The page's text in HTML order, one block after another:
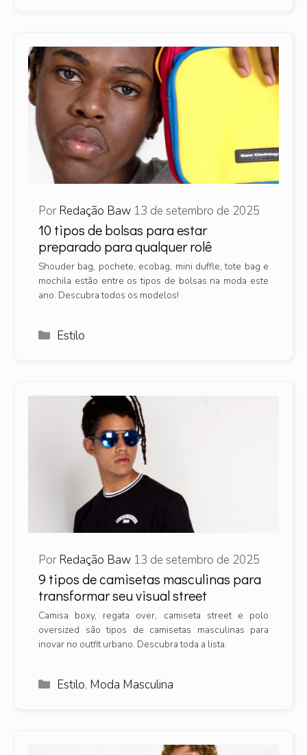
10 tipos de bolsas para estar
preparado para qualquer rolê
Por Redação Baw 13 de setembro de 2025
Shouder bag, pochete, ecobag, mini duffle, tote bag e
mochila estão entre os tipos de bolsas na moda este
ano. Descubra todos os modelos!
Categorias
Estilo
9 tipos de camisetas masculinas para
transformar seu visual street
Por Redação Baw 13 de setembro de 2025
Camisa boxy, regata over, camiseta street e polo
oversized são tipos de camisetas masculinas para
inovar no outfit urbano. Descubra toda a lista.
Categorias
Estilo, Moda Masculina